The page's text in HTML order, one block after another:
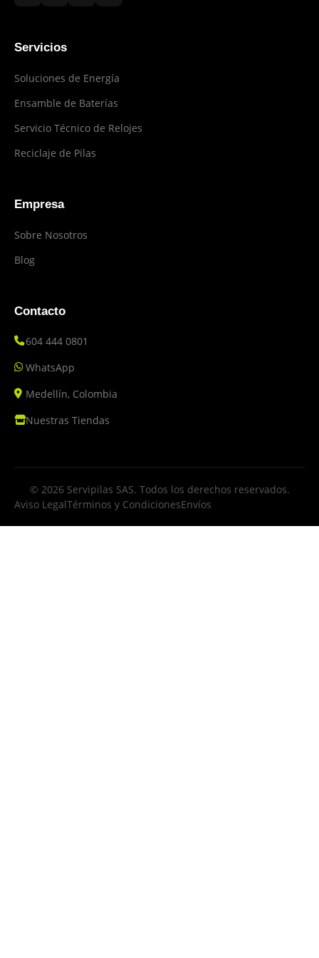
Servicios
Soluciones de Energía
Ensamble de Baterías
Servicio Técnico de Relojes
Reciclaje de Pilas
Empresa
Sobre Nosotros
Blog
Contacto
604 444 0801
WhatsApp
Medellín, Colombia
Nuestras Tiendas
© 2026 Servipilas SAS. Todos los derechos reservados.
Aviso LegalTérminos y CondicionesEnvíos